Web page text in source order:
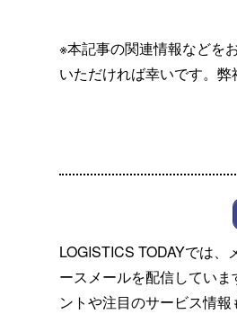
※本記事の関連情報などを
いただければ幸いです。弊
LOGISTICS TODAYでは
ースメールを配信してい
ントや注目のサービス情報